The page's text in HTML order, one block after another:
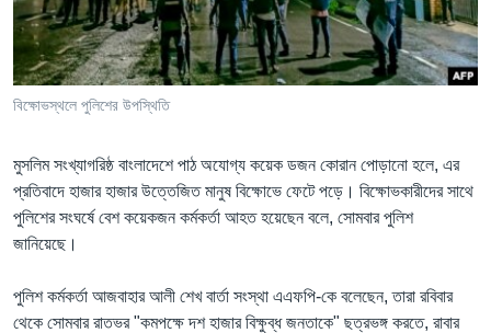
FOLLOW US
অন্য ভাষায় ওয়েব সাইট
বিক্ষোভস্থলে পুলিশের উপস্থিতি
মুসলিম সংখ্যাগরিষ্ঠ বাংলাদেশে পাঠ অযোগ্য কয়েক ডজন কোরান পোড়ানো হলে, এর
প্রতিবাদে হাজার হাজার উত্তেজিত মানুষ বিক্ষোভে ফেটে পড়ে। বিক্ষোভকারীদের সাথে
পুলিশের সংঘর্ষে বেশ কয়েকজন কর্মকর্তা আহত হয়েছেন বলে, সোমবার পুলিশ
জানিয়েছে।
পুলিশ কর্মকর্তা আজবাহার আলী শেখ বার্তা সংস্থা এএফপি-কে বলেছেন, তারা রবিবার
থেকে সোমবার রাতভর "কমপক্ষে দশ হাজার বিক্ষুব্ধ জনতাকে" ছত্রভঙ্গ করতে, রাবার